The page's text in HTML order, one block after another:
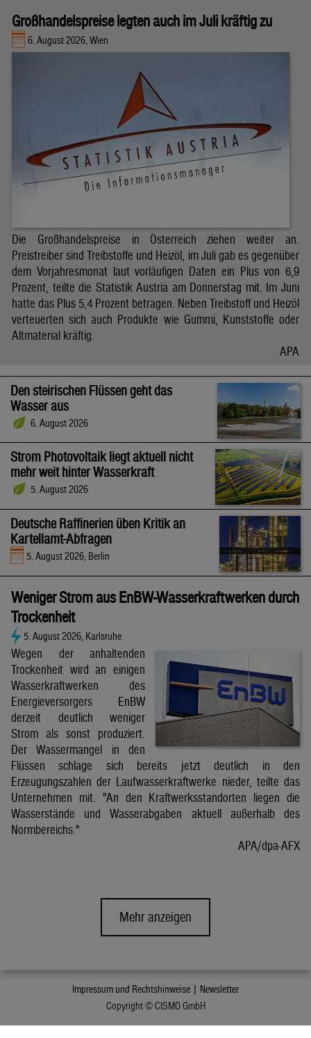
Großhandelspreise legten auch im Juli kräftig zu
6. August 2026, Wien
Die Großhandelspreise in Österreich ziehen weiter an.
Preistreiber sind Treibstoffe und Heizöl, im Juli gab es gegenüber
dem Vorjahresmonat laut vorläufigen Daten ein Plus von 6,9
Prozent, teilte die Statistik Austria am Donnerstag mit. Im Juni
hatte das Plus 5,4 Prozent betragen. Neben Treibstoff und Heizöl
verteuerten sich auch Produkte wie Gummi, Kunststoffe oder
Altmaterial kräftig.
APA
Den steirischen Flüssen geht das
Wasser aus
6. August 2026
Strom Photovoltaik liegt aktuell nicht
mehr weit hinter Wasserkraft
5. August 2026
Deutsche Raffinerien üben Kritik an
Kartellamt-Abfragen
5. August 2026, Berlin
Weniger Strom aus EnBW-Wasserkraftwerken durch
Trockenheit
5. August 2026, Karlsruhe
Wegen der anhaltenden
Trockenheit wird an einigen
Wasserkraftwerken des
Energieversorgers EnBW
derzeit deutlich weniger
Strom als sonst produziert.
Der Wassermangel in den
Flüssen schlage sich bereits jetzt deutlich in den
Erzeugungszahlen der Laufwasserkraftwerke nieder, teilte das
Unternehmen mit. "An den Kraftwerksstandorten liegen die
Wasserstände und Wasserabgaben aktuell außerhalb des
Normbereichs."
APA/dpa-AFX
Mehr anzeigen
Impressum und Rechtshinweise | Newsletter
Copyright © CISMO GmbH